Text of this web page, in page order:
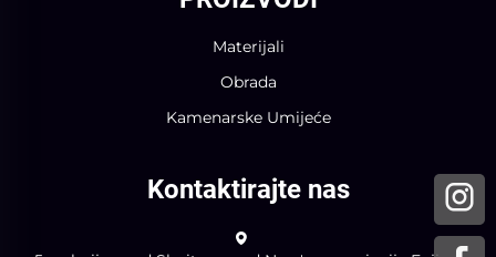
Materijali
Obrada
Kamenarske Umijeće
Kontaktirajte nas